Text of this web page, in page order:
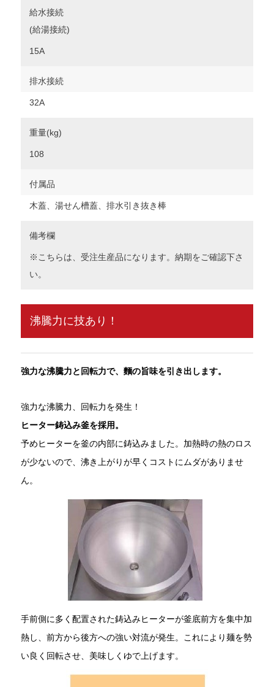
給水接続
(給湯接続)
15A
排水接続
32A
重量(kg)
108
付属品
木蓋、湯せん槽蓋、排水引き抜き棒
備考欄
※こちらは、受注生産品になります。納期をご確認下さ
い。
沸騰力に技あり！
強力な沸騰力と回転力で、麵の旨味を引き出します。
強力な沸騰力、回転力を発生！
ヒーター鋳込み釜を採用。
予めヒーターを釜の内部に鋳込みました。加熱時の熱のロス
が少ないので、沸き上がりが早くコストにムダがありませ
ん。
手前側に多く配置された鋳込みヒーターが釜底前方を集中加
熱し、前方から後方への強い対流が発生。これにより麺を勢
い良く回転させ、美味しくゆで上げます。